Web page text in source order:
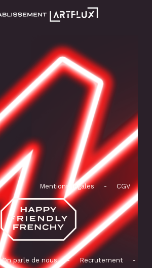
Mentions légales - CGV
On parle de nous - Recrutement
-